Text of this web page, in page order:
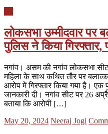
लोकसभा उम्मीदवार पर
पुलिस ने किया गिरफ्तार,
नगांव। असम की नगांव लोकसभा
महिला के साथ कथित तौर पर
आरोप में गिरफ्तार किया गया है। एक
जानकारी दी। नगांव सीट पर 26
बताया कि आरोपी […]
Posted
May 20, 2024 Author
Neeraj Jogi